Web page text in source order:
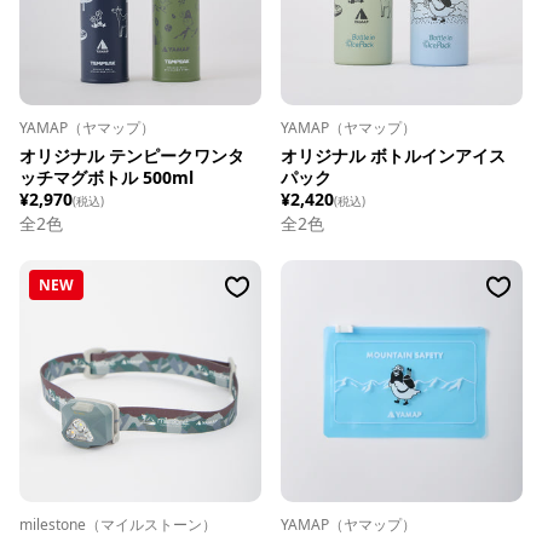
YAMAP（ヤマップ）
オリジナル テンピークワンタ
ッチマグボトル 500ml
¥2,970(税込)
全2色
YAMAP（ヤマップ）
オリジナル ボトルインアイス
パック
¥2,420(税込)
全2色
NEW
milestone（マイルストーン） YAMAP（ヤマップ）